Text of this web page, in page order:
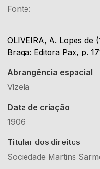
Fonte:
OLIVEIRA, A. Lopes de
Braga: Editora Pax, p.
Abrangência espacial
Vizela
Data de criação
1906
Titular dos direitos
Sociedade Martins